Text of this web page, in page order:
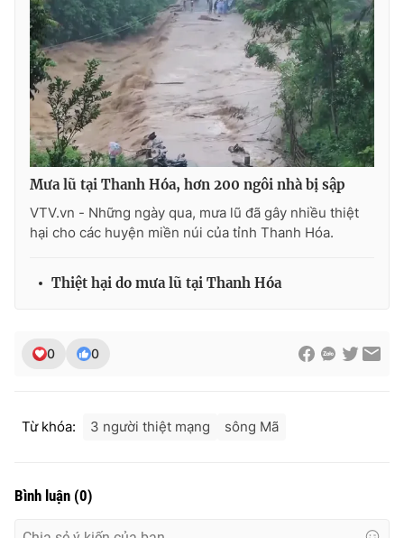
Thị trường
Tư vấn
Lịch phát sóng
Chuyên mục khác
Emagazine Podcast
Photo Infographic
Video Shorts video
Thị trường 24h
VTV4 Vươn mình bằng AI
Liên hệ tòa soạn
Mưa lũ tại Thanh Hóa, hơn 200 ngôi nhà bị sập
VTV.vn - Những ngày qua, mưa lũ đã gây nhiều thiệt
hại cho các huyện miền núi của tỉnh Thanh Hóa.
Thiệt hại do mưa lũ tại Thanh Hóa
0 0
Từ khóa: 3 người thiệt mạng sông Mã
Bình luận (0)